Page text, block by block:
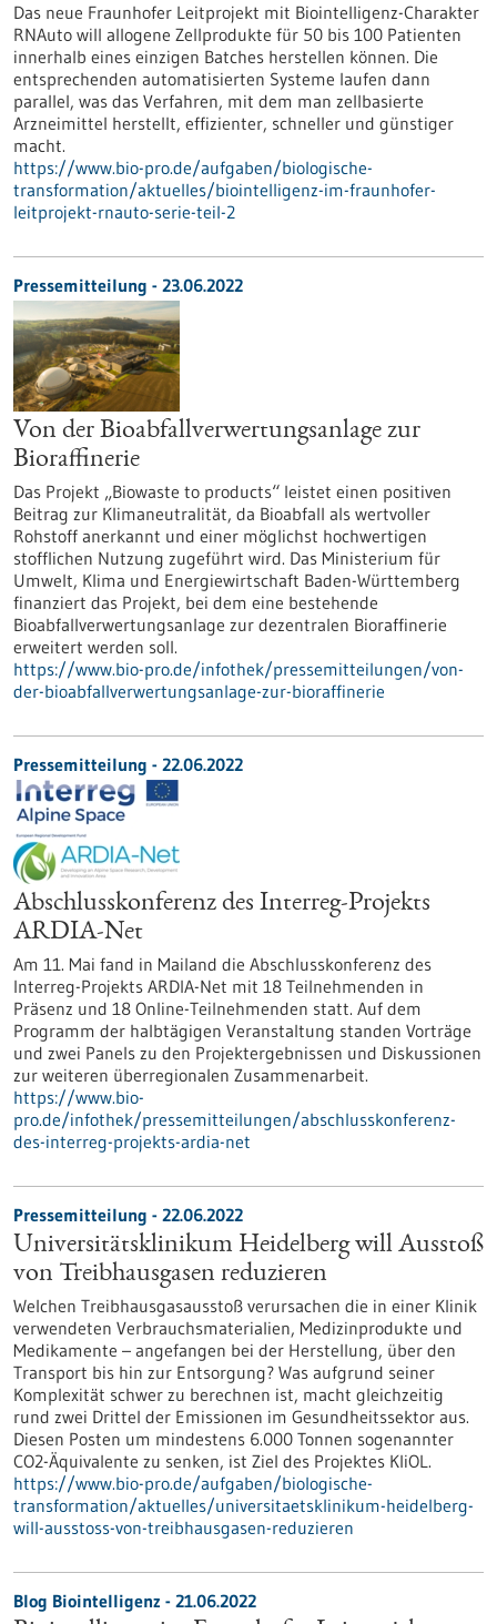
Das neue Fraunhofer Leitprojekt mit Biointelligenz-Charakter
RNAuto will allogene Zellprodukte für 50 bis 100 Patienten
innerhalb eines einzigen Batches herstellen können. Die
entsprechenden automatisierten Systeme laufen dann
parallel, was das Verfahren, mit dem man zellbasierte
Arzneimittel herstellt, effizienter, schneller und günstiger
macht.
https://www.bio-pro.de/aufgaben/biologische-
transformation/aktuelles/biointelligenz-im-fraunhofer-
leitprojekt-rnauto-serie-teil-2
Pressemitteilung - 23.06.2022
Von der Bioabfallverwertungsanlage zur
Bioraffinerie
Das Projekt „Biowaste to products“ leistet einen positiven
Beitrag zur Klimaneutralität, da Bioabfall als wertvoller
Rohstoff anerkannt und einer möglichst hochwertigen
stofflichen Nutzung zugeführt wird. Das Ministerium für
Umwelt, Klima und Energiewirtschaft Baden-Württemberg
finanziert das Projekt, bei dem eine bestehende
Bioabfallverwertungsanlage zur dezentralen Bioraffinerie
erweitert werden soll.
https://www.bio-pro.de/infothek/pressemitteilungen/von-
der-bioabfallverwertungsanlage-zur-bioraffinerie
Pressemitteilung - 22.06.2022
Abschlusskonferenz des Interreg-Projekts
ARDIA-Net
Am 11. Mai fand in Mailand die Abschlusskonferenz des
Interreg-Projekts ARDIA-Net mit 18 Teilnehmenden in
Präsenz und 18 Online-Teilnehmenden statt. Auf dem
Programm der halbtägigen Veranstaltung standen Vorträge
und zwei Panels zu den Projektergebnissen und Diskussionen
zur weiteren überregionalen Zusammenarbeit.
https://www.bio-
pro.de/infothek/pressemitteilungen/abschlusskonferenz-
des-interreg-projekts-ardia-net
Pressemitteilung - 22.06.2022
Universitätsklinikum Heidelberg will Ausstoß
von Treibhausgasen reduzieren
Welchen Treibhausgasausstoß verursachen die in einer Klinik
verwendeten Verbrauchsmaterialien, Medizinprodukte und
Medikamente – angefangen bei der Herstellung, über den
Transport bis hin zur Entsorgung? Was aufgrund seiner
Komplexität schwer zu berechnen ist, macht gleichzeitig
rund zwei Drittel der Emissionen im Gesundheitssektor aus.
Diesen Posten um mindestens 6.000 Tonnen sogenannter
CO2-Äquivalente zu senken, ist Ziel des Projektes KliOL.
https://www.bio-pro.de/aufgaben/biologische-
transformation/aktuelles/universitaetsklinikum-heidelberg-
will-ausstoss-von-treibhausgasen-reduzieren
Blog Biointelligenz - 21.06.2022